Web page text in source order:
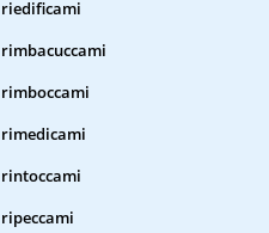
riedificami
rimbacuccami
rimboccami
rimedicami
rintoccami
ripeccami